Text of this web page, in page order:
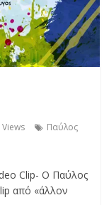
Παύλος
Clip- Ο Παύλος
από «άλλον